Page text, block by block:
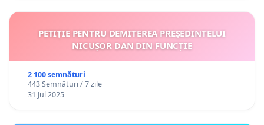
PETIȚIE PENTRU DEMITEREA PREȘEDINTELUI
NICUȘOR DAN DIN FUNCȚIE
2 100 semnături
443 Semnături / 7 zile
31 Jul 2025